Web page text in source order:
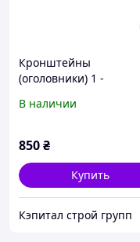
Кронштейны
(оголовники) 1 -
опор уличного
В наличии
850₴
Купить
Кэпитал строй групп